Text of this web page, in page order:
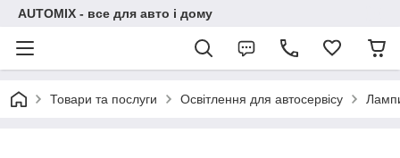
AUTOMIX - все для авто і дому
Товари та послуги Освітлення для автосервісу